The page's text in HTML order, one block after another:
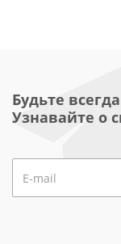
Будьте
Узнавайте о